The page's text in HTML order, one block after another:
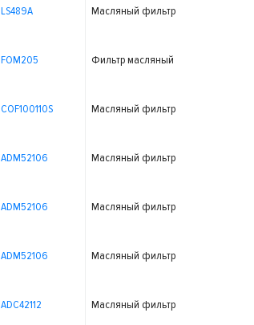
LS489A Масляный фильтр
FOM205 Фильтр масляный
COF100110S Масляный фильтр
ADM52106 Масляный фильтр
ADM52106 Масляный фильтр
ADM52106 Масляный фильтр
ADC42112 Масляный фильтр